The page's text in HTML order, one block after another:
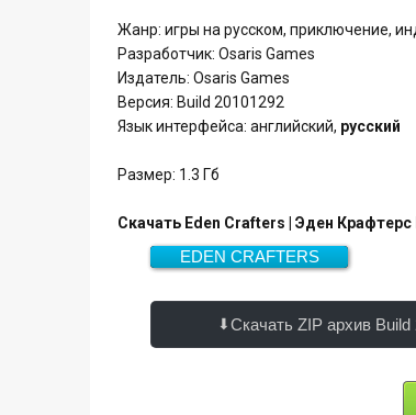
Жанр: игры на русском, приключение,
Разработчик: Osaris Games
Издатель: Osaris Games
Версия: Build 20101292
Язык интерфейса: английский, русский
Размер: 1.3 Гб
Скачать Eden Crafters | Эден Крафтерс
EDEN CRAFTERS
1.3 Гб
Скачать
Скачать ZIP архив Build